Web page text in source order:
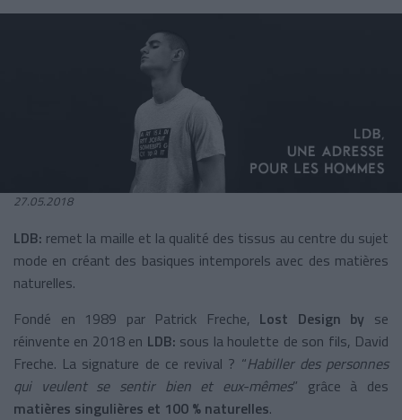
27.05.2018
LDB: remet la maille et la qualité des tissus au centre du sujet
mode en créant des basiques intemporels avec des matières
naturelles.
Fondé en 1989 par Patrick Freche, Lost Design by se
réinvente en 2018 en LDB: sous la houlette de son fils, David
Freche. La signature de ce revival ? “Habiller des personnes
qui veulent se sentir bien et eux-mêmes” grâce à des
matières singulières et 100 % naturelles.